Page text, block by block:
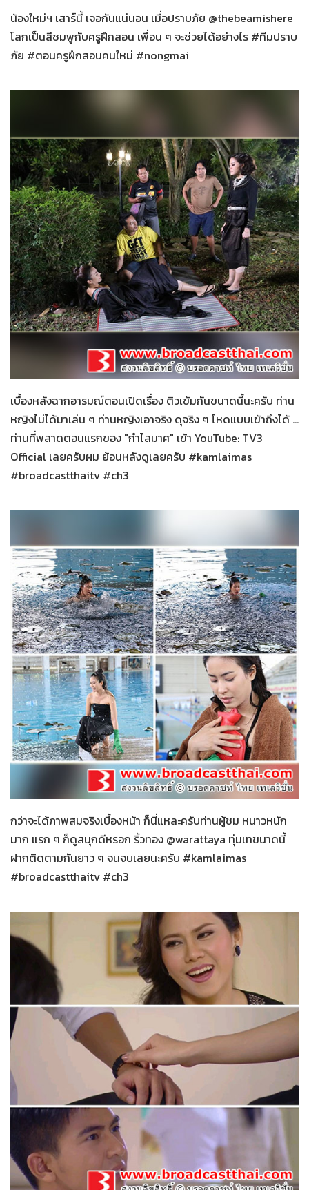
น้องใหม่ฯ เสาร์นี้ เจอกันแน่นอน เมื่อปราบภัย @thebeamishere
โลกเป็นสีชมพูกับครูฝึกสอน เพื่อน ๆ จะช่วยได้อย่างไร #ทีมปราบ
ภัย #ตอนครูฝึกสอนคนใหม่ #nongmai
28-01-2559 กำไลมาศ
เบื้องหลังฉากอารมณ์ตอนเปิดเรื่อง ติวเข้มกันขนาดนี้นะครับ ท่าน
หญิงไม่ได้มาเล่น ๆ ท่านหญิงเอาจริง ดุจริง ๆ โหดแบบเข้าถึงได้ ...
ท่านที่พลาดตอนแรกของ "กำไลมาศ" เข้า YouTube: TV3
Official เลยครับผม ย้อนหลังดูเลยครับ #kamlaimas
#broadcastthaitv #ch3
กำไลมาศ
กว่าจะได้ภาพสมจริงเบื้องหน้า ก็นี่แหละครับท่านผู้ชม หนาวหนัก
มาก แรก ๆ ก็ดูสนุกดีหรอก ริ้วทอง @warattaya ทุ่มเทขนาดนี้
ฝากติดตามกันยาว ๆ จนจบเลยนะครับ #kamlaimas
#broadcastthaitv #ch3